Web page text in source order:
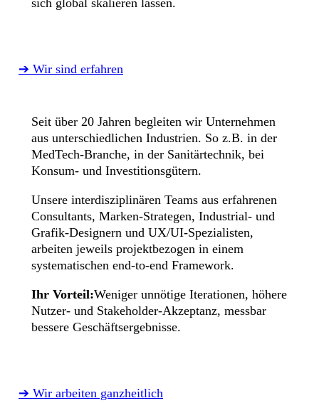
sich global skalieren lassen.
➔ Wir sind erfahren
Seit über 20 Jahren begleiten wir Unternehmen
aus unterschiedlichen Industrien. So z.B. in der
MedTech-Branche, in der Sanitärtechnik, bei
Konsum- und Investitionsgütern.
Unsere interdisziplinären Teams aus erfahrenen
Consultants, Marken-Strategen, Industrial- und
Grafik-Designern und UX/UI-Spezialisten,
arbeiten jeweils projektbezogen in einem
systematischen end-to-end Framework.
Ihr Vorteil:Weniger unnötige Iterationen, höhere
Nutzer- und Stakeholder-Akzeptanz, messbar
bessere Geschäftsergebnisse.
➔ Wir arbeiten ganzheitlich